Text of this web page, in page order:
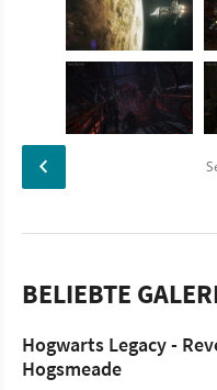
BELIEBTE
Hogwarts Legacy -
Hogsmeade